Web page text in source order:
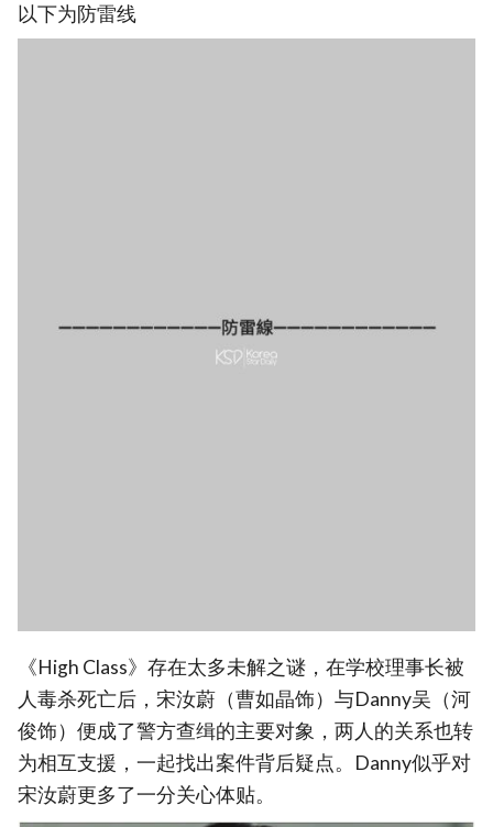
以下为防雷线
《High Class》存在太多未解之谜，在学校理事长被
人毒杀死亡后，宋汝蔚（曹如晶饰）与Danny吴（河
俊饰）便成了警方查缉的主要对象，两人的关系也转
为相互支援，一起找出案件背后疑点。Danny似乎对
宋汝蔚更多了一分关心体贴。